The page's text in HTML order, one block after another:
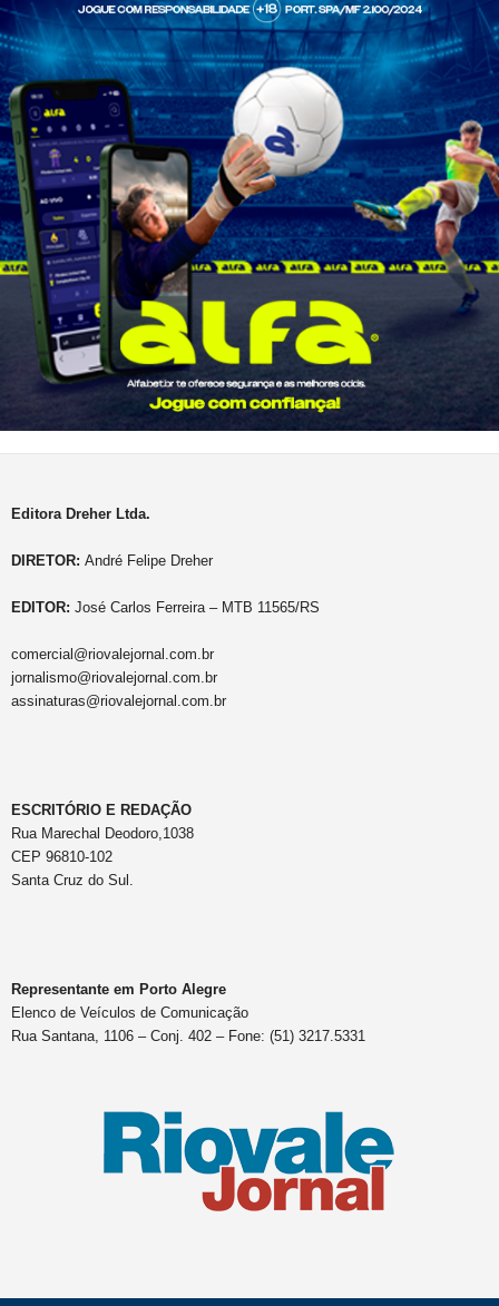
Editora Dreher Ltda.
DIRETOR: André Felipe Dreher
EDITOR: José Carlos Ferreira – MTB 11565/RS
comercial@riovalejornal.com.br
jornalismo@riovalejornal.com.br
assinaturas@riovalejornal.com.br
ESCRITÓRIO E REDAÇÃO
Rua Marechal Deodoro,1038
CEP 96810-102
Santa Cruz do Sul.
Representante em Porto Alegre
Elenco de Veículos de Comunicação
Rua Santana, 1106 – Conj. 402 – Fone: (51) 3217.5331